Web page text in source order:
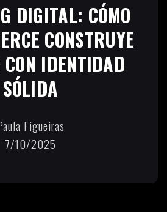
DIGITAL: CÓMO
CONSTRUYE
IDENTIDAD
SÓLIDA
Figueiras
7/10/2025